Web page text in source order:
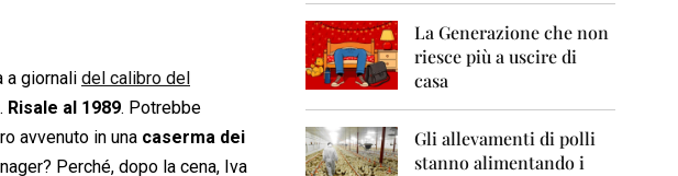
0
a giornali del calibro del
Risale al 1989. Potrebbe
avvenuto in una caserma dei
Perché, dopo la cena, Iva
La Generazione che non
riesce più a uscire di
casa
Gli allevamenti di polli
stanno alimentando i